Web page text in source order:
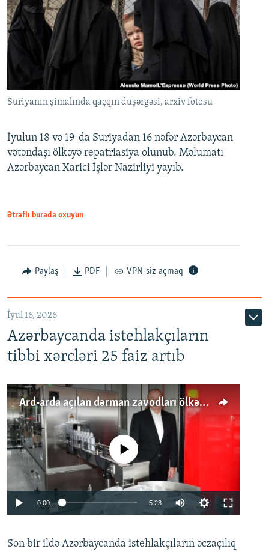
Suriyanın şimalında qaçqın düşərgəsi, arxiv fotosu
İyulun 18 və 19-da Suriyadan 16 nəfər Azərbaycan
vətəndaşı ölkəyə repatriasiya olunub. Məlumatı
Azərbaycan Xarici İşlər Nazirliyi yayıb.
Ətraflı burada oxuyun
Paylaş PDF VPN-siz açmaq
İyul 16, 2026
Azərbaycanda istehlakçıların
tibbi xərcləri 25 faiz artıb
Ard-arda açılan dərman zavodları ölkənin tələbatını ödəyirmi?
No media source currently available
0:00 5:23
360p
Son bir ildə Azərbaycanda istehlakçıların əczaçılıq